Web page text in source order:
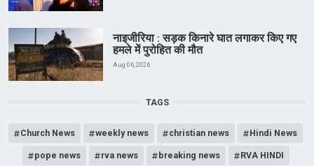
नाइजीरिया : सड़क किनारे घात लगाकर किए गए
हमले में पुरोहित की मौत
Aug 06, 2026
TAGS
Church News weekly news christian news Hindi News
pope news rva news breaking news RVA HINDI